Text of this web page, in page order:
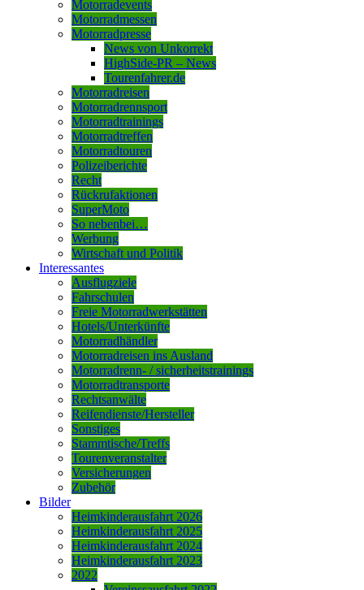
Motorradevents
Motorradmessen
Motorradpresse
News von Unkorrekt
HighSide-PR – News
Tourenfahrer.de
Motorradreisen
Motorradrennsport
Motorradtrainings
Motorradtreffen
Motorradtouren
Polizeiberichte
Recht
Rückrufaktionen
SuperMoto
So nebenbei…
Werbung
Wirtschaft und Politik
Interessantes
Ausflugziele
Fahrschulen
Freie Motorradwerkstätten
Hotels/Unterkünfte
Motorradhändler
Motorradreisen ins Ausland
Motorradrenn- / sicherheitstrainings
Motorradtransporte
Rechtsanwälte
Reifendienste/Hersteller
Sonstiges
Stammtische/Treffs
Tourenveranstalter
Versicherungen
Zubehör
Bilder
Heimkinderausfahrt 2026
Heimkinderausfahrt 2025
Heimkinderausfahrt 2024
Heimkinderausfahrt 2023
2022